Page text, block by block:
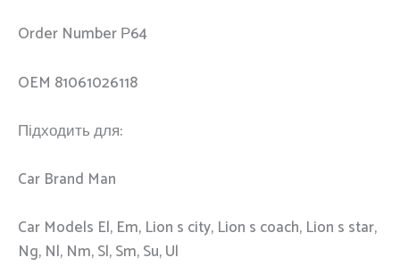
Order Number Р64
OEM 81061026118
Підходить для:
Car Brand Man
Car Models El, Em, Lion s city, Lion s coach, Lion s star,
Ng, Nl, Nm, Sl, Sm, Su, Ul